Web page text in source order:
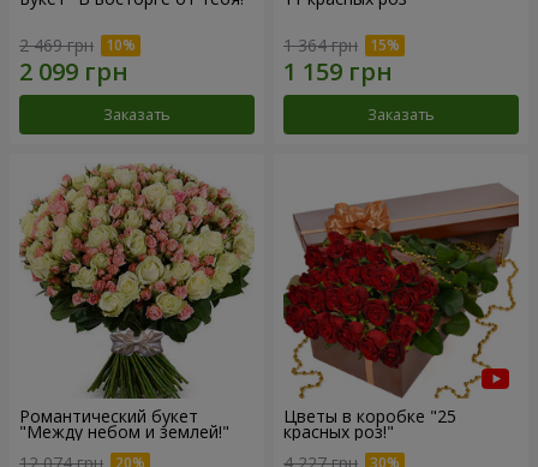
2 469 грн
Заказать
1 364 грн
Заказать
Романтический букет
"Между небом и землей!"
12 074 грн
Цветы в коробке "25
красных роз!"
4 227 грн